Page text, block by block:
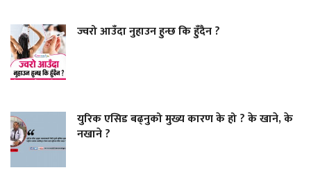
ज्वरो आउँदा नुहाउन हुन्छ कि हुँदैन ?
युरिक एसिड बढ्नुको मुख्य कारण के हो ? के खाने, के
नखाने ?